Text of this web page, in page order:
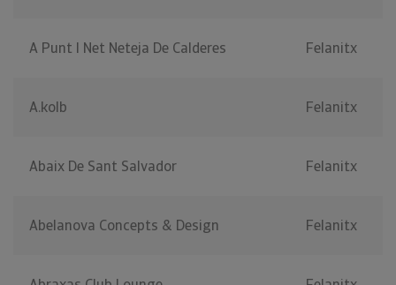
A Punt I Net Neteja De Calderes Felanitx
A.kolb Felanitx
Abaix De Sant Salvador Felanitx
Abelanova Concepts & Design Felanitx